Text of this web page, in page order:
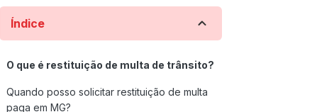
Índice
O que é restituição de multa de trânsito?
Quando posso solicitar restituição de multa
paga em MG?